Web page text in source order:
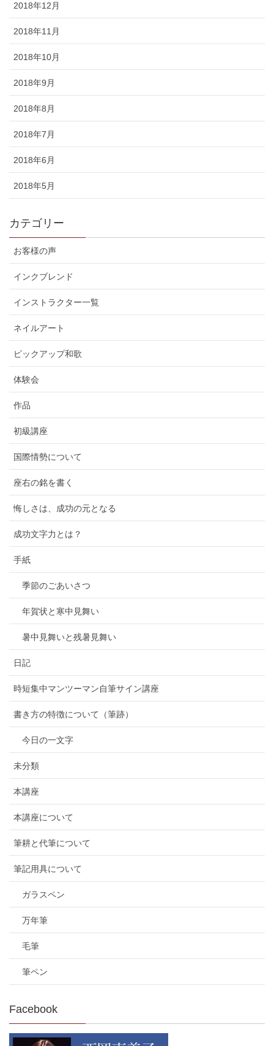
2018年12月
2018年11月
2018年10月
2018年9月
2018年8月
2018年7月
2018年6月
2018年5月
カテゴリー
お客様の声
インクブレンド
インストラクター一覧
ネイルアート
ピックアップ和歌
体験会
作品
初級講座
国際情勢について
座右の銘を書く
悔しさは、成功の元となる
成功文字力とは？
手紙
季節のごあいさつ
年賀状と寒中見舞い
暑中見舞いと残暑見舞い
日記
時短集中マンツーマン自筆サイン講座
書き方の特徴について（筆跡）
今日の一文字
未分類
本講座
本講座について
筆耕と代筆について
筆記用具について
ガラスペン
万年筆
毛筆
筆ペン
Facebook